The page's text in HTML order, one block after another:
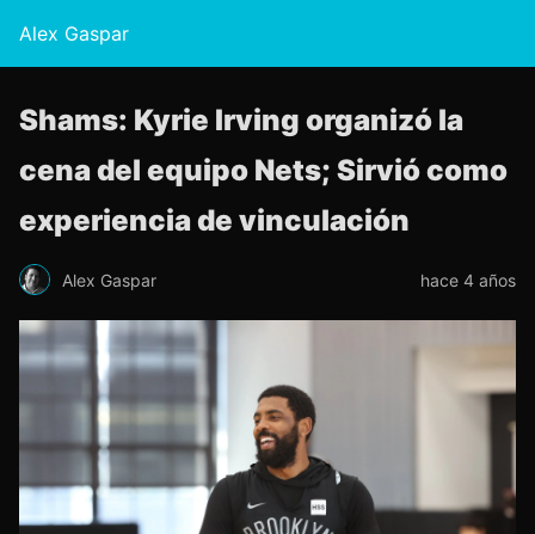
Alex Gaspar
Shams: Kyrie Irving organizó la
cena del equipo Nets; Sirvió como
experiencia de vinculación
Alex Gaspar hace 4 años